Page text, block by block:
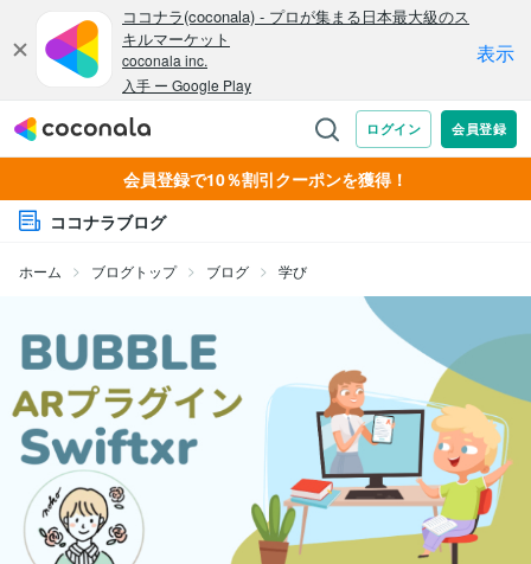
会員登録で10％割引クーポンを獲得！
ココナラブログ
ホーム ブログトップ ブログ 学び